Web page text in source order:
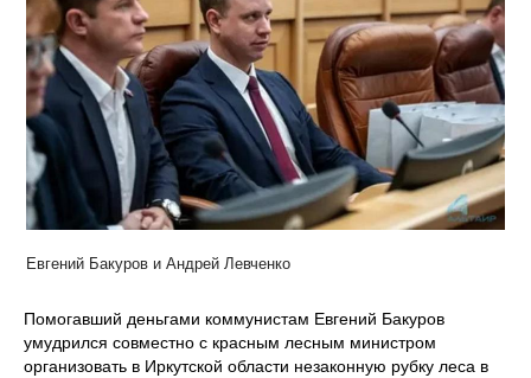
Евгений Бакуров и Андрей Левченко
Помогавший деньгами коммунистам Евгений Бакуров
умудрился совместно с красным лесным министром
организовать в Иркутской области незаконную рубку леса в